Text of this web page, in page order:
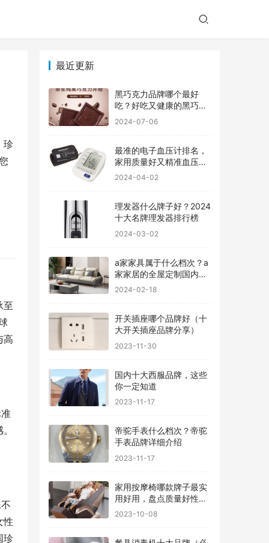
珍
至
高
性
珍
最近更新
黑巧克力品牌哪个最好
吃？好吃又健康的黑巧克
力品牌
2024-07-06
最准的电子血压计排名，
家用质量好又精准血压计
品牌前十
2024-04-02
理发器什么牌子好？2024
十大名牌理发器排行榜
2024-03-02
a家家具属于什么档次？a
家家居的全屋定制国内排
行
2024-02-18
开关插座哪个品牌好（十
大开关插座品牌分享）
2023-11-30
国内十大西服品牌，这些
你一定知道
2023-11-17
帝驼手表什么档次？帝驼
手表品牌详细介绍
2023-11-17
家用按摩椅哪款牌子最实
用好用，盘点质量好性价
比高的品牌
2023-10-08